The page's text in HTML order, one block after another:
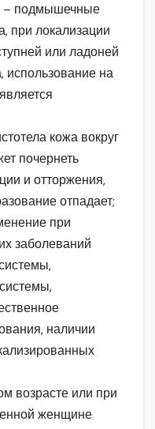
– подмышечные
при локализации
или ладоней
использование на
кожа вокруг
почернеть
и отторжения,
отпадает;
при
заболеваний
наличии
возрасте или при
женщине